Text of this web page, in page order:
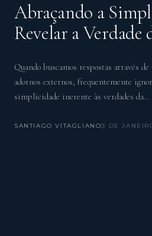
Abraçando a
Revelar a Verdade
Quando buscamos respostas através
adornos externos, frequentemente
simplicidade inerente às verdades da…
SANTIAGO VITAGLIANO3 DE